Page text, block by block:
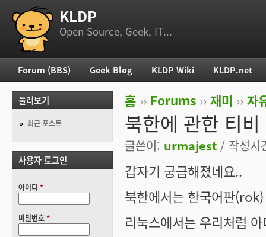
부 메뉴 KLDP
Open Source, Geek, IT...
현재 위치
홈 ›› Forums ›› 재미 ›› 자
북한에 관한 티
글쓴이: urmajest / 작성
갑자기 궁금해졌네요..
북한에서는 한국어판
리눅스에서는 우리처럼
주 메뉴
Forum (BBS) Geek Blog KLDP Wiki KLDP.net
둘러보기
최근 포스트
사용자 로그인
아이디 *
비밀번호*